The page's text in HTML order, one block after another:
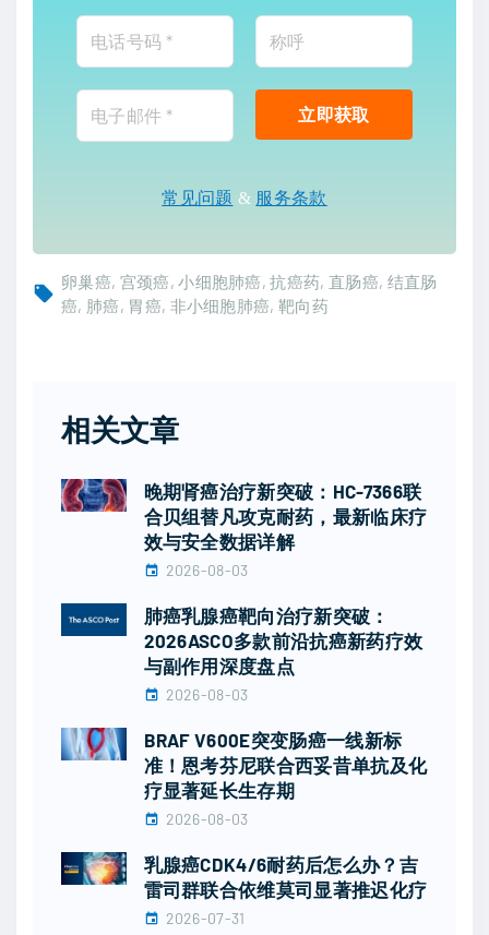
常见问题 & 服务条款
卵巢癌 宫颈癌 小细胞肺癌 抗癌药 直肠癌 结直肠
癌
肺癌 胃癌 非小细胞肺癌 靶向药
相关文章
晚期肾癌治疗新突破：HC-7366联
合贝组替凡攻克耐药，最新临床疗
效与安全数据详解
2026-08-03
肺癌乳腺癌靶向治疗新突破：
2026ASCO多款前沿抗癌新药疗效
与副作用深度盘点
2026-08-03
BRAF V600E突变肠癌一线新标
准！恩考芬尼联合西妥昔单抗及化
疗显著延长生存期
2026-08-03
乳腺癌CDK4/6耐药后怎么办？吉
雷司群联合依维莫司显著推迟化疗
2026-07-31